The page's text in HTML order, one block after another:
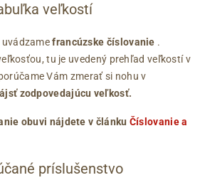
veľkostí
uvádzamefrancúzske číslovanie .
tu je uvedený prehľad veľkostí v
Vám zmerať si nohu v
zodpovedajúcu veľkosť.
obuvi nájdete v článku Číslovanie a
príslušenstvo